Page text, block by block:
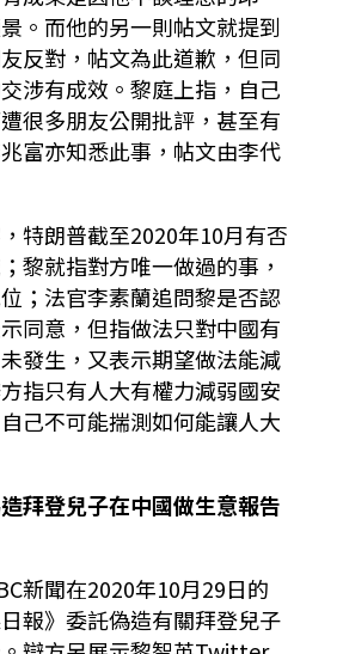
。而他的另一則帖文就提到
反對，帖文為此道歉，但同
涉有成效。黎庭上指，自己
很多朋友公開批評，甚至有
富亦知悉此事，帖文由李代
特朗普截至2020年10月有否
黎就指對方唯一做過的事，
；法官李素蘭追問黎是否認
同意，但指做法只對中國有
發生，又表示期望做法能減
指只有人大有權力減弱國安
己不可能揣測如何能讓人大
拜登兒子在中國做生意報告
新聞在2020年10月29日的
報》委託偽造有關拜登兒子